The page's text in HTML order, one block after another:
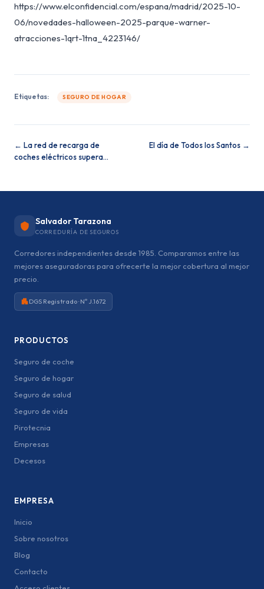
https://www.elconfidencial.com/espana/madrid/2025-10-
06/novedades-halloween-2025-parque-warner-
atracciones-1qrt-1tna_4223146/
Etiquetas: SEGURO DE HOGAR
← La red de recarga de
coches eléctricos supera…
El día de Todos los Santos →
Salvador Tarazona
CORREDURÍA DE SEGUROS
Corredores independientes desde 1985. Comparamos entre las
mejores aseguradoras para ofrecerte la mejor cobertura al mejor
precio.
DGS Registrado · Nº J.1672
PRODUCTOS
Seguro de coche
Seguro de hogar
Seguro de salud
Seguro de vida
Pirotecnia
Empresas
Decesos
EMPRESA
Inicio
Sobre nosotros
Blog
Contacto